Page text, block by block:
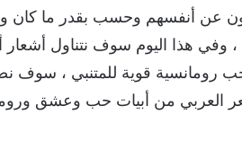
عن أنفسهم وحسب بقدر ما كان
هذا اليوم سوف نتناول أشعار
رومانسية قوية للمتنبي ، سوف
العربي من أبيات حب وعشق